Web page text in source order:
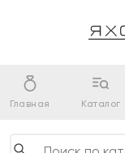
Главная Каталог